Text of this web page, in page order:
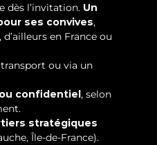
dès l’invitation. Un
ses convives,
en France ou
ou via un
confidentiel, selon
stratégiques
Île-de-France).